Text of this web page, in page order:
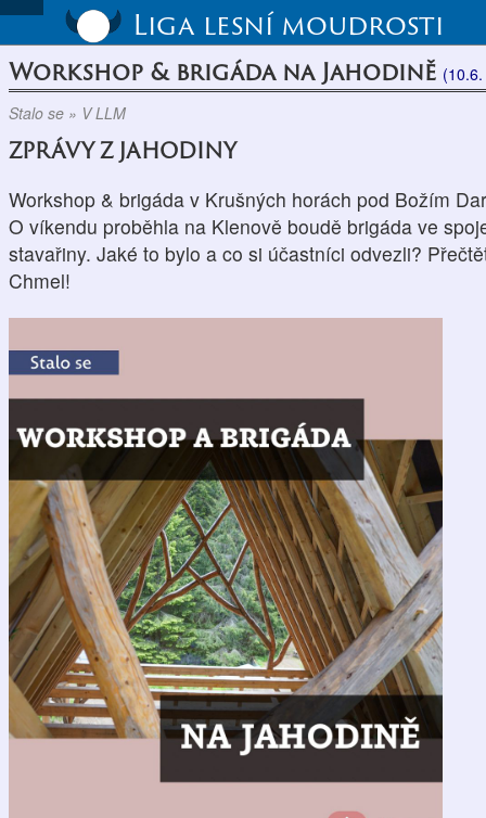
Liga lesní moudrosti
Workshop & brigáda na Jahodině
Stalo se » V LLM
ZPRÁVY Z JAHODINY
Workshop & brigáda v Krušných horách pod Božím
O víkendu proběhla na Klenově boudě brigáda ve
stavařiny. Jaké to bylo a co si účastníci odvezli?
Chmel!